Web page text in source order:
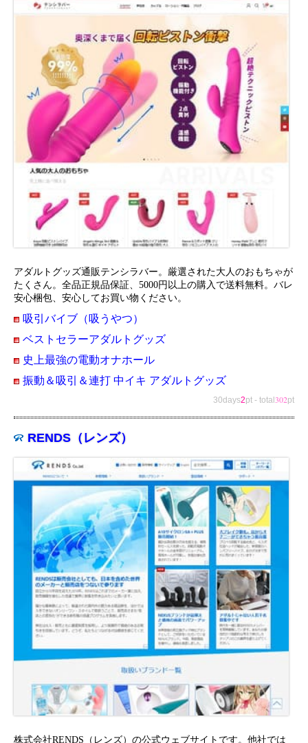
アダルトグッズ通販テンシラバー。厳選された大人のおもちゃが
たくさん。全品正規品保証、5000円以上の購入で送料無料。バレ
安心梱包、安心してお買い物ください。
吸引バイブ（吸うやつ）
ベストセラーアダルトグッズ
史上最強の電動オナホール
振動＆吸引＆連打 中イキ アダルトグッズ
30days2pt - total 302pt
RENDS（レンズ）
株式会社RENDS（レンズ）の公式ウェブサイトです。他社では